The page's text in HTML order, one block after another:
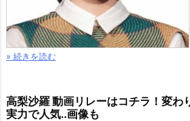
» 続きを読む
高梨沙羅 動画リレーはコチラ！変わ
実力で人気..画像も